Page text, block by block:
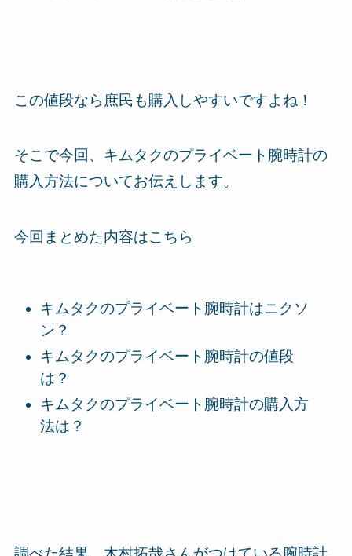
この値段なら庶民も購入しやすいですよね！
そこで今回、キムタクのプライベート腕時計の
購入方法についてお伝えします。
今回まとめた内容はこちら
キムタクのプライベート腕時計はニクソ
ン？
キムタクのプライベート腕時計の値段
は？
キムタクのプライベート腕時計の購入方
法は？